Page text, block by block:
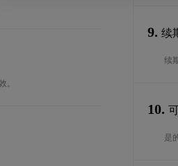
。
9. 续
续
10.
是